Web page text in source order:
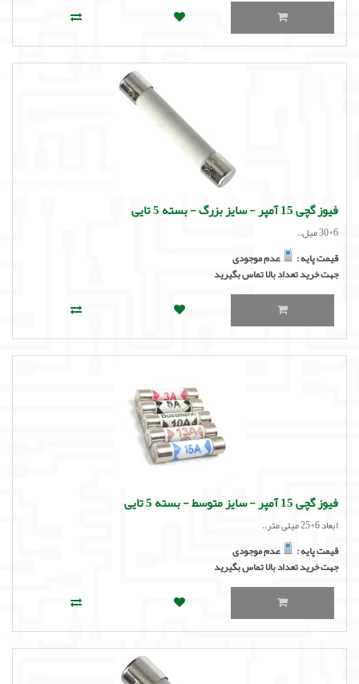
فیوز گچی 15 آمپر - سایز بزرگ - بسته 5 تایی
6*30 میل..
قیمت پایه :
عدم موجودی
جهت خرید تعداد بالا تماس بگیرید
فیوز گچی 15 آمپر - سایز متوسط - بسته 5 تایی
ابعاد 6*25 میلی متر..
قیمت پایه :
عدم موجودی
جهت خرید تعداد بالا تماس بگیرید